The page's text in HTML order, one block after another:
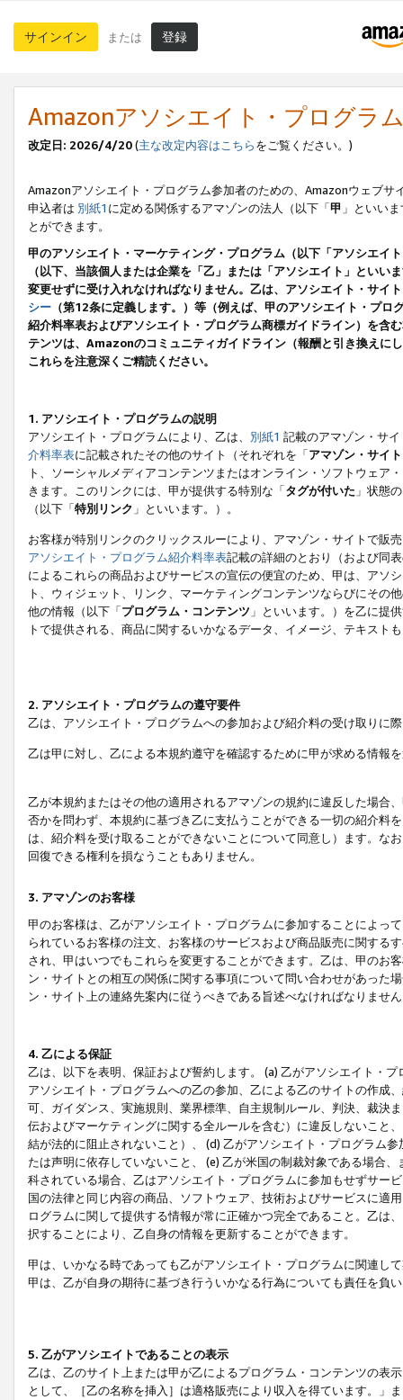
サインイン または 登録
Amazonアソシエイト・プログラ
改定日: 2026/4/20(主な改定内容はこちらをご覧ください。)
Amazonアソシエイト・プログラム参加者のための、Amazonウェブサ
申込者は 別紙1 に定める関係するアマゾンの法人（以下「甲 」といい
とができます。
甲のアソシエイト・マーケティング・プログラム（以下「アソシエイ
（以下、当該個人または企業を「乙」または「アソシエイト」とい
変更せずに受け入れなければなりません。乙は、アソシエイト・サイ
シー （第12条に定義します。）等（例えば、甲のアソシエイト・プ
紹介料率表およびアソシエイト・プログラム商標ガイドライン）を
テンツは、Amazonのコミュニティガイドライン（報酬と引き換えに
これらを注意深くご精読ください。
1. アソシエイト・プログラムの説明
アソシエイト・プログラムにより、乙は、 別紙1 記載のアマゾン・サ
介料率表に記載されたその他のサイト（それぞれを「アマゾン・サイト
ト、ソーシャルメディアコンテンツまたはオンライン・ソフトウェア
きます。このリンクには、甲が提供する特別な「タグが付いた 」状態
（以下「特別リンク 」といいます。）。
お客様が特別リンクのクリックスルーにより、アマゾン・サイトで販
アソシエイト・プログラム紹介料率表記載の詳細のとおり（および同
によるこれらの商品およびサービスの宣伝の便宜のため、甲は、アソ
ト、ウィジェット、リンク、マーケティングコンテンツならびにその
他の情報（以下「プログラム・コンテンツ 」といいます。）を乙に提
トで提供される、商品に関するいかなるデータ、イメージ、テキス
2. アソシエイト・プログラムの遵守要件
乙は、アソシエイト・プログラムへの参加および紹介料の受け取りに
乙は甲に対し、乙による本規約遵守を確認するために甲が求める情報
乙が本規約またはその他の適用されるアマゾンの規約に違反した場合
否かを問わず、本規約に基づき乙に支払うことができる一切の紹介料
は、紹介料を受け取ることができないことについて同意し）ます。な
回復できる権利を損なうこともありません。
3. アマゾンのお客様
甲のお客様は、乙がアソシエイト・プログラムに参加することによっ
られているお客様の注文、お客様のサービスおよび商品販売に関する
され、甲はいつでもこれらを変更することができます。乙は、甲のお
ン・サイトとの相互の関係に関する事項について問い合わせがあった
ン・サイト上の連絡先案内に従うべきである旨述べなければなりませ
4. 乙による保証
乙は、以下を表明、保証および誓約します。 (a) 乙がアソシエイト・
アソシエイト・プログラムへの乙の参加、乙による乙のサイトの作成
可、ガイダンス、実施規則、業界標準、自主規制ルール、判決、裁決
伝およびマーケティングに関する全ルールを含む）に違反しないこと
結が法的に阻止されないこと）、 (d) 乙がアソシエイト・プログラム
たは声明に依存していないこと、 (e) 乙が米国の制裁対象である場合
科されている場合、乙はアソシエイト・プログラムに参加もせずサー
国の法律と同じ内容の商品、ソフトウェア、技術およびサービスに適
ログラムに関して提供する情報が常に正確かつ完全であること。乙は
択することにより、乙自身の情報を更新することができます。
甲は、いかなる時であっても乙がアソシエイト・プログラムに関連し
甲は、乙が自身の期待に基づき行ういかなる行為についても責任を負
5. 乙がアソシエイトであることの表示
乙は、乙のサイト上または甲が乙によるプログラム・コンテンツの表
として、［乙の名称を挿入］は適格販売により収入を得ています。」